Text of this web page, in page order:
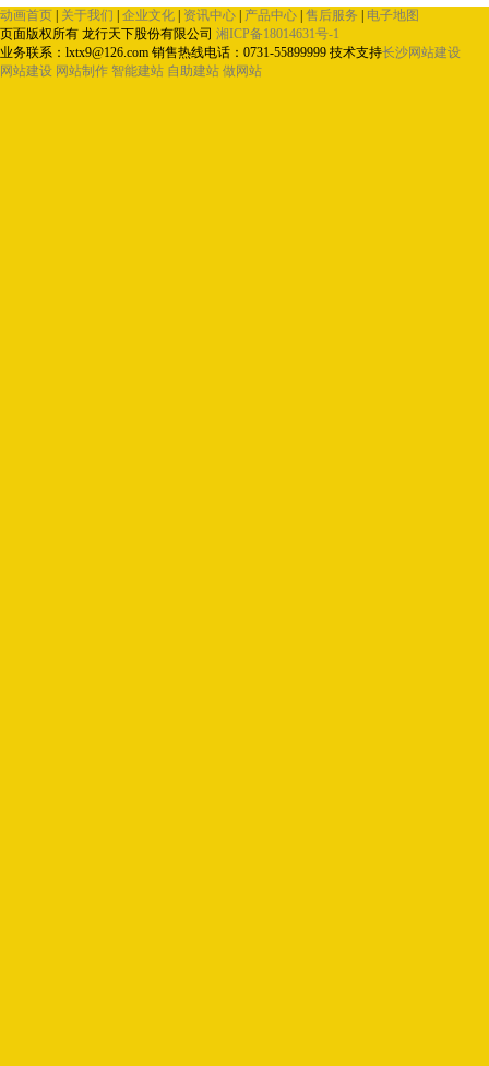
动画首页 关于我们 企业文化 资讯中心 产品中心 售后服务
电子地图
页面版权所有 龙行天下股份有限公司 湘ICP备18014631号-1
业务联系： lxtx9@126.com 销售热线电话：0731-55899999 技术支持长沙网站建设
网站建设 网站制作 智能建站 自助建站 做网站